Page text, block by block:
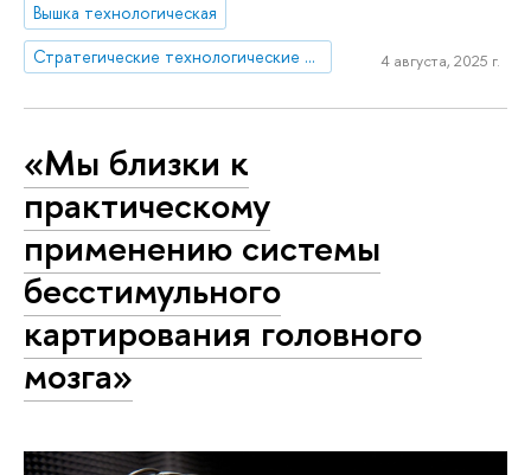
Вышка технологическая
Стратегические технологические проекты
4 августа, 2025 г.
«Мы близки к
практическому
применению системы
бесстимульного
картирования головного
мозга»